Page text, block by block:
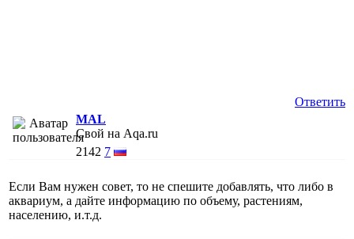
Ответить
MAL
Свой на Aqa.ru
2142 7
Если Вам нужен совет, то не спешите добавлять, что либо в
аквариум, а дайте информацию по объему, растениям,
населению, и.т.д.